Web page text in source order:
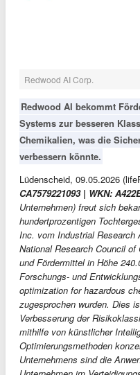
Redwood AI Corp.
Redwood AI bekommt
Systems zur besseren
Chemikalien, was die
verbessern könnte.
Lüdenscheid, 09.05.2026
CA7579221093 | WKN:
Unternehmen) freut sich
hundertprozentigen
Inc. vom Industrial Research
National Research Council of
und Fördermittel in Höhe
Forschungs- und
optimization for hazardous
zugesprochen wurden. Dies
Verbesserung der
mithilfe von künstlicher
Optimierungsmethoden
Unternehmens sind die